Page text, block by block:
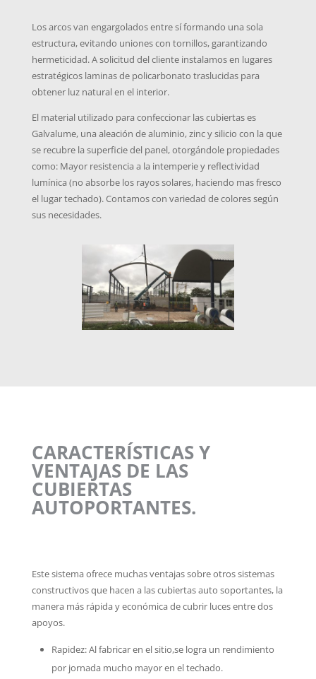
Los arcos van engargolados entre sí formando una sola
estructura, evitando uniones con tornillos, garantizando
hermeticidad. A solicitud del cliente instalamos en lugares
estratégicos laminas de policarbonato traslucidas para
obtener luz natural en el interior.
El material utilizado para confeccionar las cubiertas es
Galvalume, una aleación de aluminio, zinc y silicio con la que
se recubre la superficie del panel, otorgándole propiedades
como: Mayor resistencia a la intemperie y reflectividad
lumínica (no absorbe los rayos solares, haciendo mas fresco
el lugar techado). Contamos con variedad de colores según
sus necesidades.
CARACTERÍSTICAS Y
VENTAJAS DE LAS
CUBIERTAS
AUTOPORTANTES.
Este sistema ofrece muchas ventajas sobre otros sistemas
constructivos que hacen a las cubiertas auto soportantes, la
manera más rápida y económica de cubrir luces entre dos
apoyos.
Rapidez: Al fabricar en el sitio,se logra un rendimiento
por jornada mucho mayor en el techado.